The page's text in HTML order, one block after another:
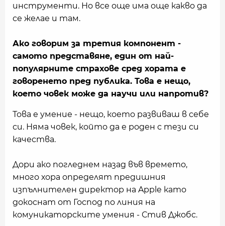
инструменти. Но все още има още какво да
се желае и там.
Ако говорим за третия компонент -
самото представяне, един от най-
популярните страхове сред хората е
говоренето пред публика. Това е нещо,
което човек може да научи или напротив?
Това е умение - нещо, което развиваш в себе
си. Няма човек, който да е роден с тези си
качества.
Дори ако погледнем назад във времето,
много хора определят предишния
изпълнителен директор на Apple като
докоснат от Господ по линия на
комуникаторските умения - Стив Джобс.